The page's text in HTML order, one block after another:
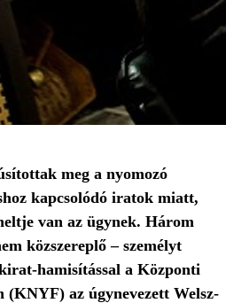
meg a nyomozó
kapcsolódó iratok miatt,
van az ügynek. Három
közszereplő – személyt
hamisítással a Központi
(KNYF) az úgynevezett Welsz-